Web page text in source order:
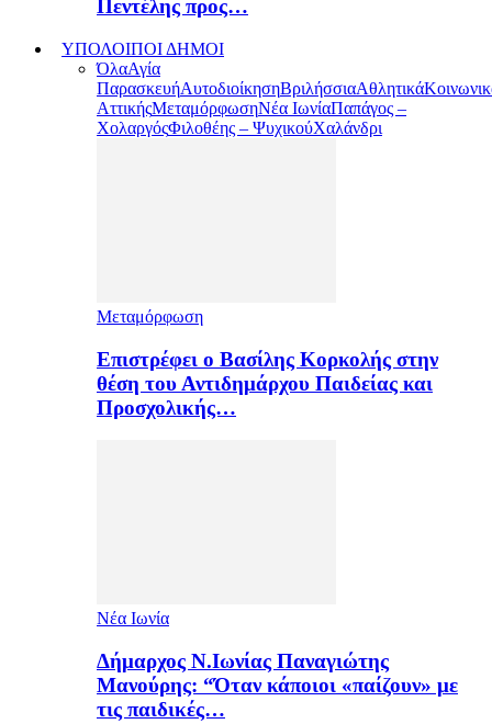
Πεντέλης προς…
ΥΠΟΛΟΙΠΟΙ ΔΗΜΟΙ
ΌλαΑγία
ΠαρασκευήΑυτοδιοίκησηΒριλήσσιαΑθλητικά
ΑττικήςΜεταμόρφωσηΝέα ΙωνίαΠαπάγος –
ΧολαργόςΦιλοθέης – ΨυχικούΧαλάνδρι
Μεταμόρφωση
Επιστρέφει ο Βασίλης Κορκολής στην
θέση του Αντιδημάρχου Παιδείας και
Προσχολικής…
Νέα Ιωνία
Δήμαρχος Ν.Ιωνίας Παναγιώτης
Μανούρης: “Όταν κάποιοι «παίζουν» με
τις παιδικές…